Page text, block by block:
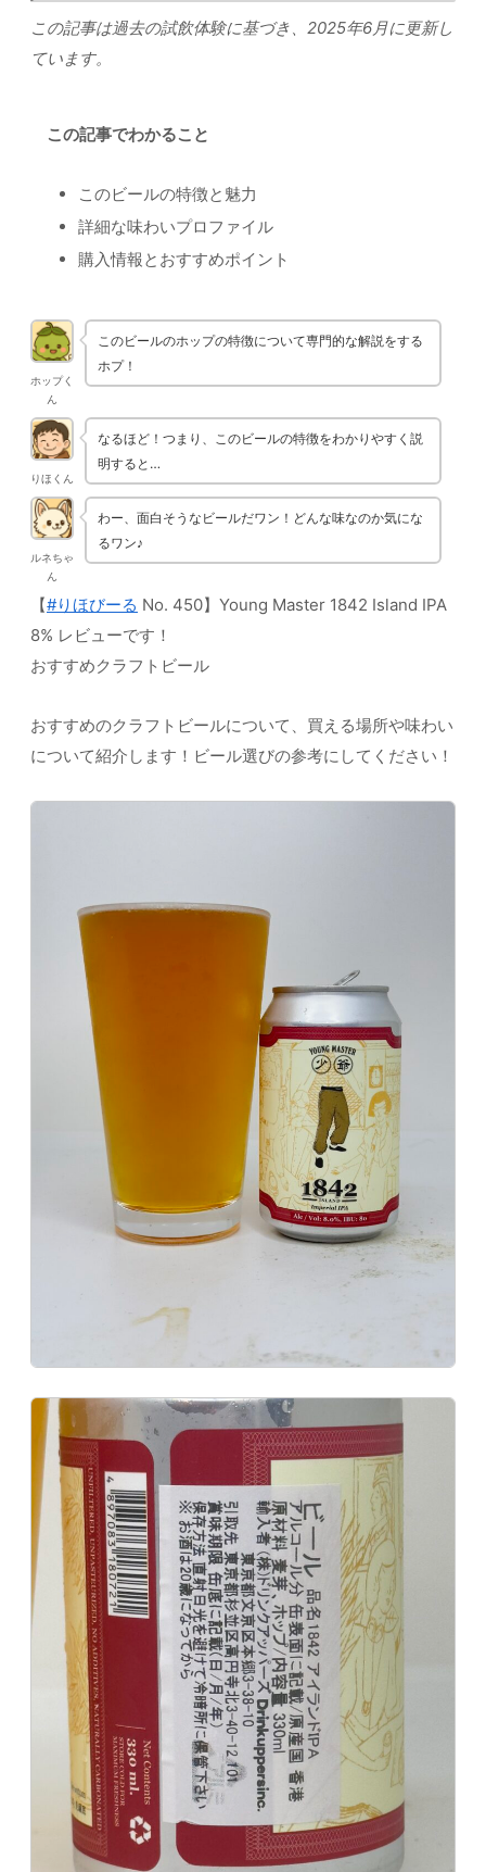
この記事は過去の試飲体験に基づき、2025年6月に更新し
ています。
この記事でわかること
このビールの特徴と魅力
詳細な味わいプロファイル
購入情報とおすすめポイント
ホップく
ん
このビールのホップの特徴について専門的な解説をする
ホプ！
りほくん
なるほど！つまり、このビールの特徴をわかりやすく説
明すると…
ルネちゃ
ん
わー、面白そうなビールだワン！どんな味なのか気にな
るワン♪
【#りほびーる No. 450】Young Master 1842 Island IPA
8% レビューです！
おすすめクラフトビール
おすすめのクラフトビールについて、買える場所や味わい
について紹介します！ビール選びの参考にしてください！